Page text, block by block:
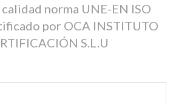
norma UNE-EN ISO
por OCA INSTITUTO
S.L.U